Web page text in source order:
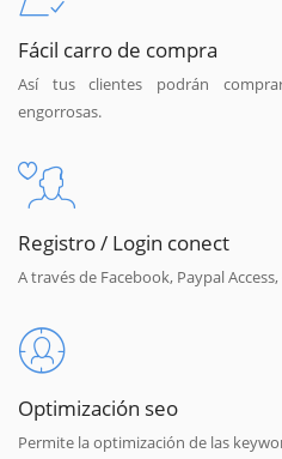
Fácil carro de compra
Así tus clientes podrán
engorrosas.
Registro / Login conect
A través de Facebook, Paypal
Optimización seo
Permite la optimización de las